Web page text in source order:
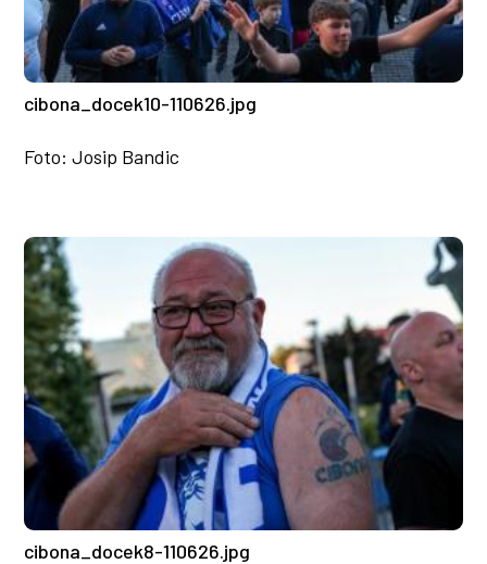
cibona_docek10-110626.jpg
Foto: Josip Bandic
cibona_docek8-110626.jpg